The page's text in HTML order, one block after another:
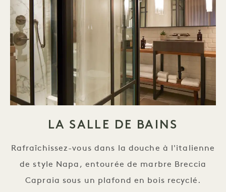
LA SALLE DE BAINS
Rafraîchissez-vous dans la douche à l'italienne
de style Napa, entourée de marbre Breccia
Capraia sous un plafond en bois recyclé.